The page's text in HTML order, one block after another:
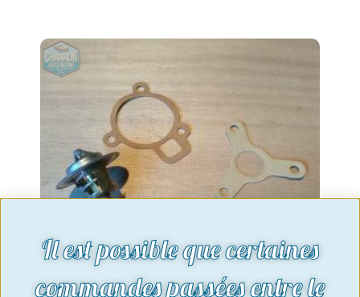
Il est possible que certaines
commandes passées entre le